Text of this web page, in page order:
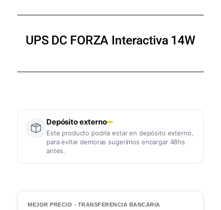
UPS DC FORZA Interactiva 14W
Depósito externo
Este producto podría estar en depósito externo,
para evitar demoras sugerimos encargar 48hs
antes.
MEJOR PRECIO - TRANSFERENCIA BANCARIA